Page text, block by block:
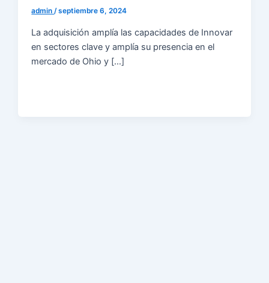
admin/septiembre 6, 2024
La adquisición amplía las capacidades de Innovar
en sectores clave y amplía su presencia en el
mercado de Ohio y […]